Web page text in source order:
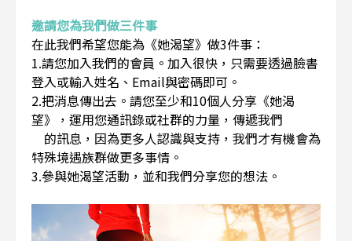
邀請您為我們做三件事
在此我們希望您能為《她渴望》做3件事：
1.請您加入我們的會員。加入很快，只需要透過臉書
登入或輸入姓名、Email與密碼即可。
2.把消息傳出去。請您至少和10個人分享《她渴
望》，運用您通訊錄或社群的力量，傳遞我們
的訊息，因為更多人認識與支持，我們才有機會為
特殊境遇族群做更多事情。
3.參與她渴望活動，並和我們分享您的想法。